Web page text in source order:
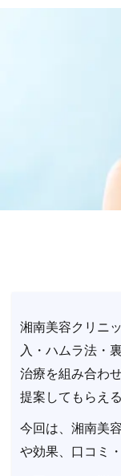
湘南美容クリニ
入・ハムラ法・
治療を組み合わ
提案してもらえ
今回は、湘南美
や効果、口コミ